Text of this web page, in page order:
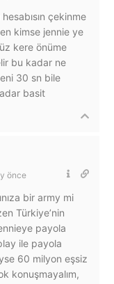
çekinme
kimse jennie ye
kere önüme
bu kadar ne
30 sn bile
basit
önce
bir army mi
Türkiye’nin
payola
ile payola
60 milyon eşsiz
konuşmayalım,